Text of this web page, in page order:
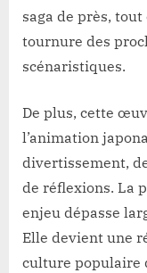
saga de près,
tournure des
scénaristiques.
De plus, cette
l’animation
divertissement,
de réflexions. La
enjeu dépasse
Elle devient une
culture populaire